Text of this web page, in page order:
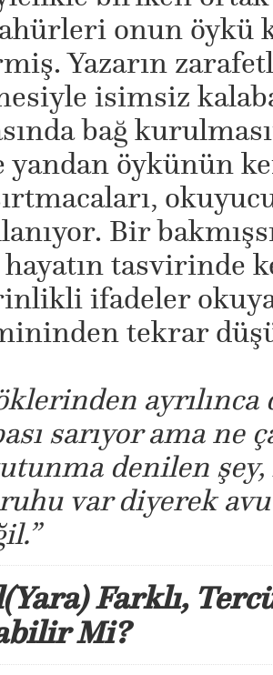
onun öykü
Yazarın
isimsiz
bağ
yandan öykünün
Bir
tasvirinde
ifadeler
tekrar
sarıyor ama
denilen
var diyerek
Farklı,
Mi?